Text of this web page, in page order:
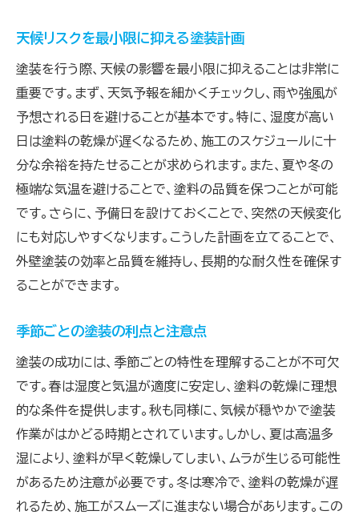
天候リスクを最小限に抑える塗装計画
塗装を行う際、天候の影響を最小限に抑えることは非常に
重要です。まず、天気予報を細かくチェックし、雨や強風が
予想される日を避けることが基本です。特に、湿度が高い
日は塗料の乾燥が遅くなるため、施工のスケジュールに十
分な余裕を持たせることが求められます。また、夏や冬の
極端な気温を避けることで、塗料の品質を保つことが可能
です。さらに、予備日を設けておくことで、突然の天候変化
にも対応しやすくなります。こうした計画を立てることで、
外壁塗装の効率と品質を維持し、長期的な耐久性を確保す
ることができます。
季節ごとの塗装の利点と注意点
塗装の成功には、季節ごとの特性を理解することが不可欠
です。春は湿度と気温が適度に安定し、塗料の乾燥に理想
的な条件を提供します。秋も同様に、気候が穏やかで塗装
作業がはかどる時期とされています。しかし、夏は高温多
湿により、塗料が早く乾燥してしまい、ムラが生じる可能性
があるため注意が必要です。冬は寒冷で、塗料の乾燥が遅
れるため、施工がスムーズに進まない場合があります。この